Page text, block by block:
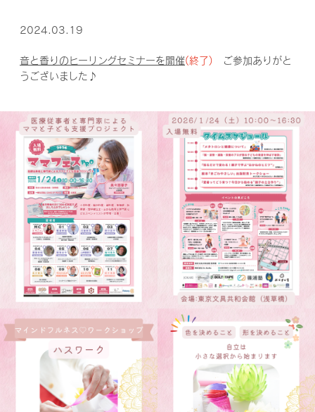
2024.03.19
音と香りのヒーリングセミナーを開催(終了)
ご参加ありがと
うございました♪